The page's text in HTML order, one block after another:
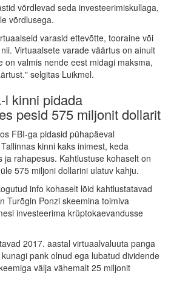
võrdlevad seda investeerimiskullaga,
võrdlusega.
varasid ettevõtte, tooraine või
Virtuaalsete varade väärtus on ainult
on valmis nende eest midagi maksma,
selgitas Luikmel.
l kinni pidada
pesid 575 miljonit dollarit
FBI-ga pidasid pühapäeval
kinni kaks inimest, keda
ja rahapesus. Kahtlustuse kohaselt on
575 miljoni dollarini ulatuv kahju.
info kohaselt lõid kahtlustatavad
Turõgin Ponzi skeemina toimiva
investeerima krüptokaevandusse
2017. aastal virtuaalvaluuta panga
pank olnud ega lubatud dividende
välja vähemalt 25 miljonit